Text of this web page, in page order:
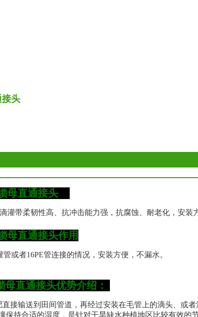
接头
母直通接头
带柔韧性高、抗冲击能力强，抗腐蚀、耐老化，安装
母直通接头作用
或者16PE管连接的情况，安装方便，不漏水。
母直通接头优势介绍：
接输送到田间管道，再经过安装在毛管上的滴头、或
保持合适的湿度，是针对干旱缺水种植地区比较有效的